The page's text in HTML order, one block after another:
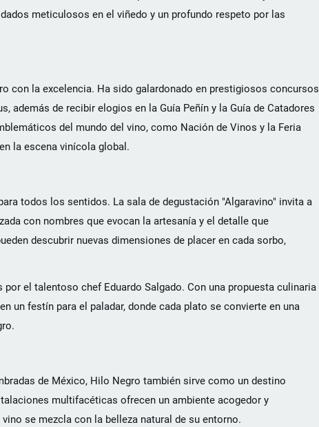
meticulosos en el viñedo y un profundo respeto por las
con la excelencia. Ha sido galardonado en prestigiosos concursos
además de recibir elogios en la Guía Peñín y la Guía de Catadores
del mundo del vino, como Nación de Vinos y la Feria
la escena vinícola global.
todos los sentidos. La sala de degustación "Algaravino" invita a
con nombres que evocan la artesanía y el detalle que
descubrir nuevas dimensiones de placer en cada sorbo,
el talentoso chef Eduardo Salgado. Con una propuesta culinaria
un festín para el paladar, donde cada plato se convierte en una
de México, Hilo Negro también sirve como un destino
multifacéticas ofrecen un ambiente acogedor y
se mezcla con la belleza natural de su entorno.